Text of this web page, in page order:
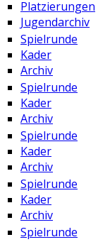
Platzierungen
Jugendarchiv
Spielrunde
Kader
Archiv
Spielrunde
Kader
Archiv
Spielrunde
Kader
Archiv
Spielrunde
Kader
Archiv
Spielrunde